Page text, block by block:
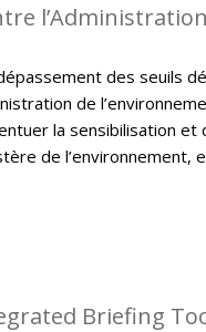
des seuils
de
la sensibilisation et
de l’environnement,
Briefing